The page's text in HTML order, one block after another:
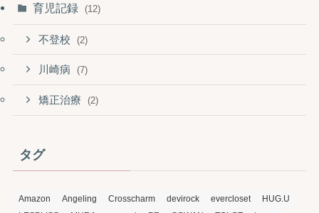
育児記録 (12)
不登校 (2)
川崎病 (7)
矯正治療 (2)
タグ
Amazon Angeling Crosscharm devirock evercloset
HUG.U